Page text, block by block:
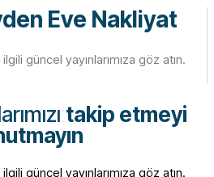
Eve Nakliyat
ilgili güncel yayınlarımıza göz atın.
takip etmeyi
ilgili güncel yayınlarımıza göz atın.